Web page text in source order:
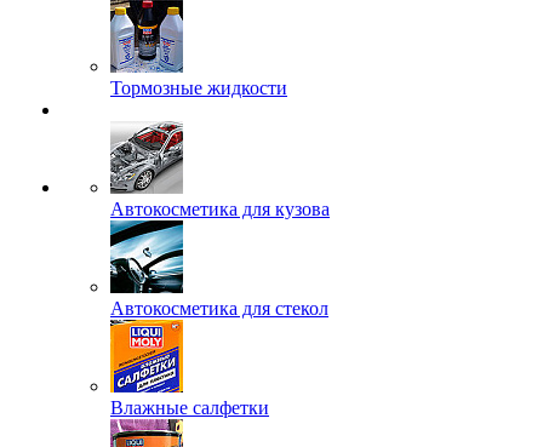
Тормозные жидкости
Автокосметика для кузова
Автокосметика для стекол
Влажные салфетки